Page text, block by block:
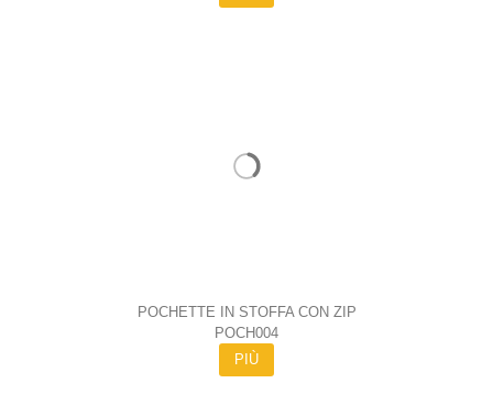
POCHETTE IN STOFFA CON ZIP
POCH004
PIÙ